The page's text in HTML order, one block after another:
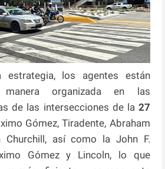
los agentes están
organizada en las
de las intersecciones de la 27
Gómez, Tiradente, Abraham
Churchill, así como la John F.
Gómez y Lincoln, lo que